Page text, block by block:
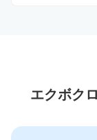
犬山駅
エクボク